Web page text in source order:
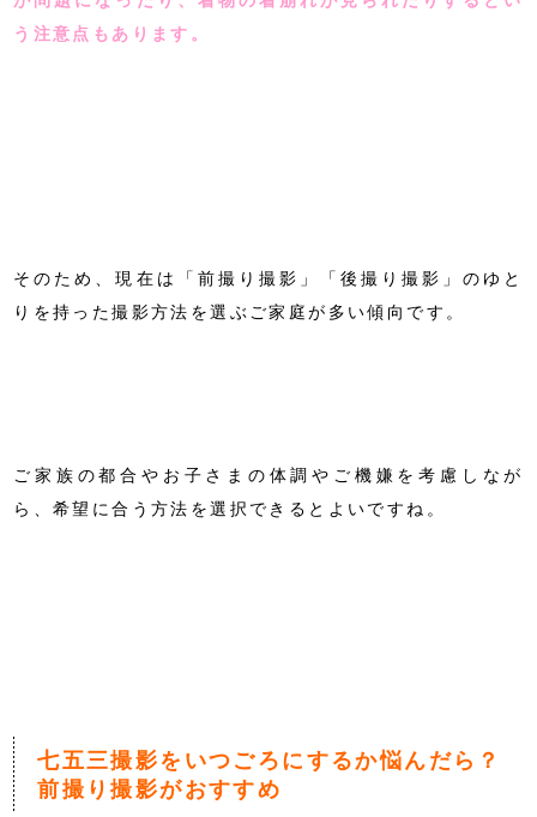
う注意点もあります。
そのため、現在は「前撮り撮影」「後撮り撮影」のゆと
りを持った撮影方法を選ぶご家庭が多い傾向です。
ご家族の都合やお子さまの体調やご機嫌を考慮しなが
ら、希望に合う方法を選択できるとよいですね。
七五三撮影をいつごろにするか悩んだら？
前撮り撮影がおすすめ